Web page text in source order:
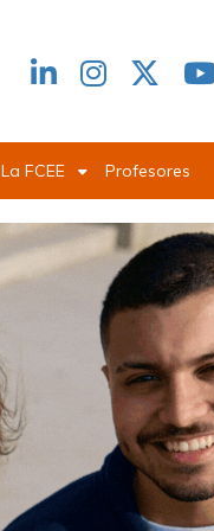
Redes
header
La FCEE Profesores